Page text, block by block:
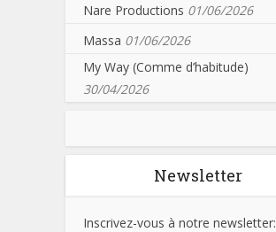
Nare Productions 01/06/2026
Massa 01/06/2026
My Way (Comme d’habitude)
30/04/2026
Newsletter
Inscrivez-vous à notre newsletter: